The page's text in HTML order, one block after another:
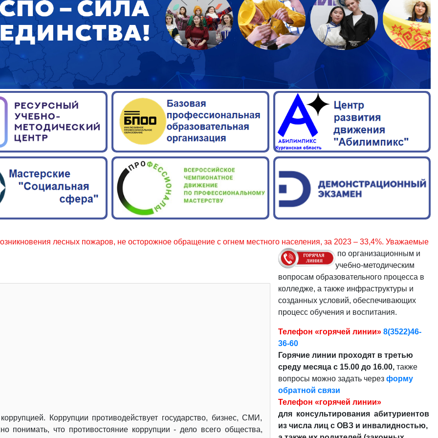
не осторожное обращение с огнем местного населения, за 2023 – 33,4%. Уважаемые граждане, соблюдайте
Коррупции противодействует государство, бизнес, СМИ,
понимать, что противостояние коррупции - дело всего общества,
по организационным и
учебно-методическим
вопросам образовательного процесса в
колледже, а также инфраструктуры и
созданных условий, обеспечивающих
процесс обучения и воспитания.
Телефон «горячей линии» 8(3522)46-
36-60
Горячие линии проходят в третью
среду месяца с 15.00 до 16.00, также
вопросы можно задать через форму
обратной связи
Телефон «горячей линии»
для консультирования абитуриентов
из числа лиц с ОВЗ и инвалидностью,